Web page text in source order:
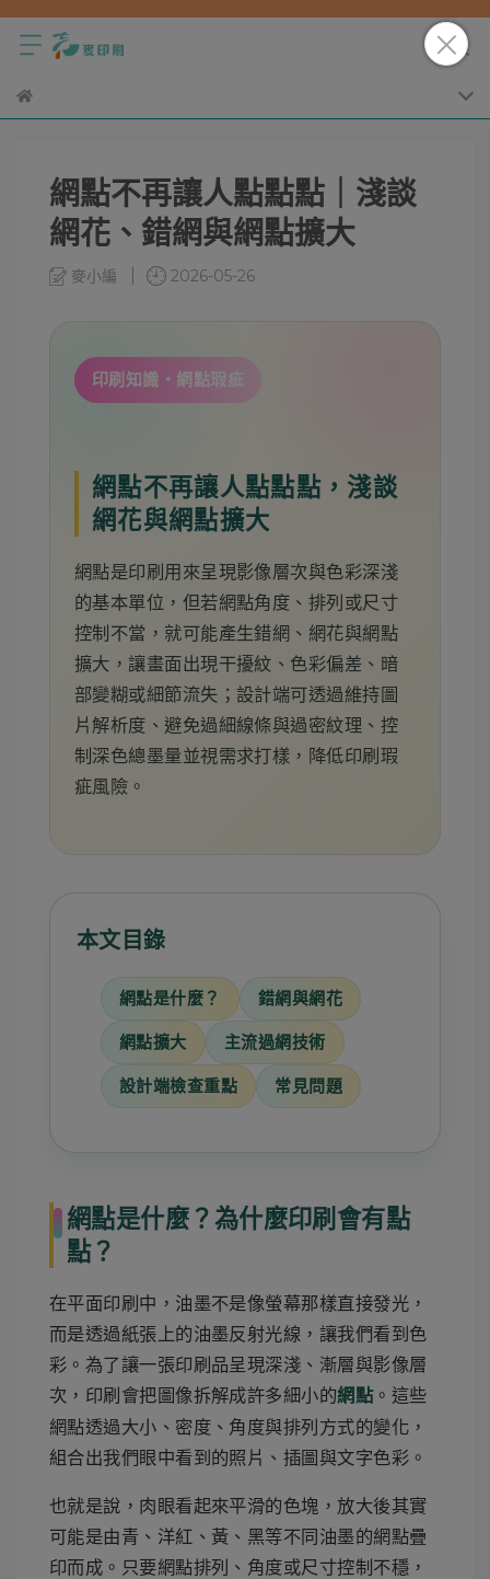
網點不再讓人點點點｜淺談
網花、錯網與網點擴大
麥小編 2026-05-26
印刷知識・網點瑕疵
網點不再讓人點點點，淺談
網花與網點擴大
網點是印刷用來呈現影像層次與色彩深淺
的基本單位，但若網點角度、排列或尺寸
控制不當，就可能產生錯網、網花與網點
擴大，讓畫面出現干擾紋、色彩偏差、暗
部變糊或細節流失；設計端可透過維持圖
片解析度、避免過細線條與過密紋理、控
制深色總墨量並視需求打樣，降低印刷瑕
疵風險。
本文目錄
網點是什麼？ 錯網與網花
網點擴大 主流過網技術
設計端檢查重點 常見問題
網點是什麼？為什麼印刷會有點
點？
在平面印刷中，油墨不是像螢幕那樣直接發光，
而是透過紙張上的油墨反射光線，讓我們看到色
彩。為了讓一張印刷品呈現深淺、漸層與影像層
次，印刷會把圖像拆解成許多細小的網點。這些
網點透過大小、密度、角度與排列方式的變化，
組合出我們眼中看到的照片、插圖與文字色彩。
也就是說，肉眼看起來平滑的色塊，放大後其實
可能是由青、洋紅、黃、黑等不同油墨的網點疊
印而成。只要網點排列、角度或尺寸控制不穩，